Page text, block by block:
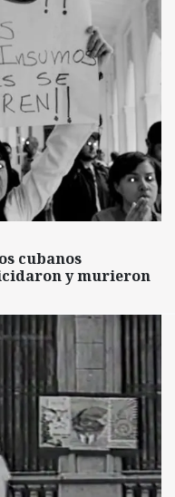
cubanos
y murieron